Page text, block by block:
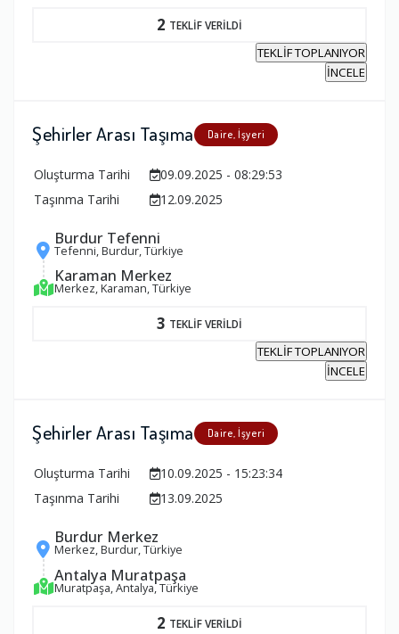
2 TEKLİF VERİLDİ
TEKLİF TOPLANIYOR
İNCELE
Şehirler Arası Taşıma Daire, İşyeri
Oluşturma Tarihi
09.09.2025 - 08:29:53
Taşınma Tarihi
12.09.2025
Burdur Tefenni
Tefenni, Burdur, Türkiye
Karaman Merkez
Merkez, Karaman, Türkiye
3 TEKLİF VERİLDİ
TEKLİF TOPLANIYOR
İNCELE
Şehirler Arası Taşıma Daire, İşyeri
Oluşturma Tarihi
10.09.2025 - 15:23:34
Taşınma Tarihi
13.09.2025
Burdur Merkez
Merkez, Burdur, Türkiye
Antalya Muratpaşa
Muratpaşa, Antalya, Türkiye
2 TEKLİF VERİLDİ